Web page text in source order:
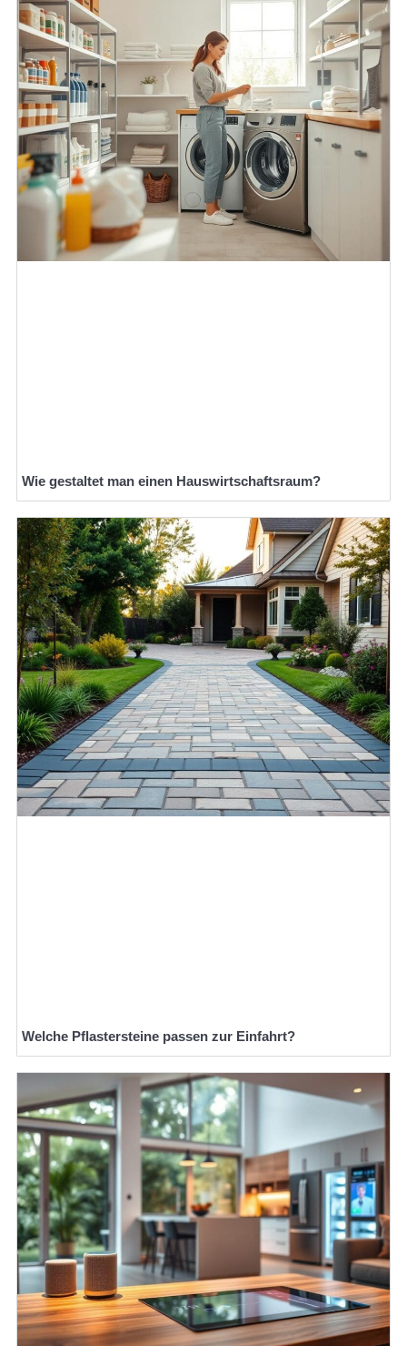
Wie gestaltet man einen Hauswirtschaftsraum?
Welche Pflastersteine passen zur Einfahrt?